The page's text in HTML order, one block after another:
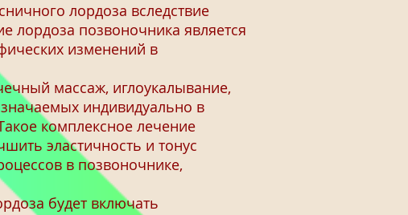
лордоза вследствие
лордоза позвоночника является
изменений в
массаж, иглоукалывание,
индивидуально в
комплексное лечение
эластичность и тонус
в позвоночнике,
будет включать